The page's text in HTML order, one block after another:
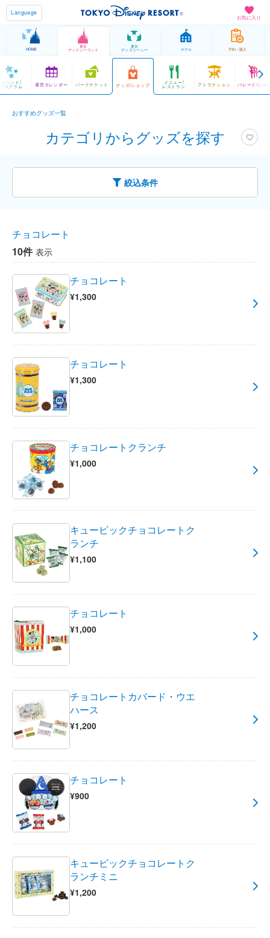
お気に入り
Language
HOME
東京
ディズニーランド
東京
ディズニーシー ホテル 予約 / 購入
イベント/
ログラム 運営カレンダー パークチケット グッズ/ショップ メニュー/
レストラン アトラクション パレード/ショ
おすすめグッズ一覧
カテゴリからグッズを探す
絞込条件
チョコレート
10件 表示
チョコレート
¥1,300
チョコレート
¥1,300
チョコレートクランチ
¥1,000
キュービックチョコレートク
ランチ
¥1,100
チョコレート
¥1,000
チョコレートカバード・ウエ
ハース
¥1,200
チョコレート
¥900
キュービックチョコレートク
ランチミニ
¥1,200